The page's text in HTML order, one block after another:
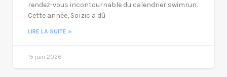
rendez-vous incontournable du calendrier swimrun.
Cette année, Soïzic a dû
LIRE LA SUITE »
15 juin 2026